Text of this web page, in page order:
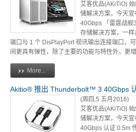
携带型 - 储存区
桌上型 - 储存区
配件类 - 专区
艾客优品(AKiTiO)
储解决方案，今天
40Gbps 「雷霆战
存储解决方案，一
端口与 1 个 DisPlayPort 视讯输出连接端口，
间更具有弹性，除了主要的功能与特性外，更
More...
Akitio® 推出 Thunderbolt™ 3 40Gbps
(周四,5 五月2016)
艾客优品(AKiTiO)
储解决方案，今天
40Gbps 认证 0.5m